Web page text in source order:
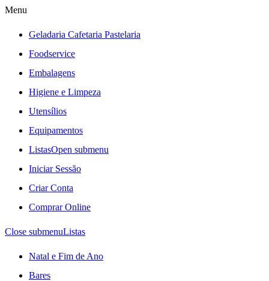
Menu
Geladaria Cafetaria Pastelaria
Foodservice
Embalagens
Higiene e Limpeza
Utensílios
Equipamentos
ListasOpen submenu
Iniciar Sessão
Criar Conta
Comprar Online
Close submenuListas
Natal e Fim de Ano
Bares